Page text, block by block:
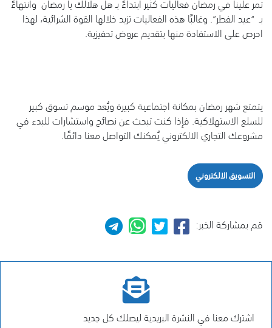
تمر علينا في رمضان فعاليات كثير ابتداءً بـ هل هلالك يا رمضان وانتهاءً
بـ “عيد الفطر”. وغالبًا هذه الفعاليات تزيد خلالها القوة الشرائية، لهذا
احرص على الاستفادة منها بتقديم عروض تحفيزية.
يتمتع شهر رمضان بمكانة اجتماعية كبيرة ويُعد موسم تسوق كبير
للسلع الاستهلاكية. فإذا كنت تبحث عن نصائح واستشارات للبدء في
مشروعك التجاري الالكتروني يُمكنك التواصل معنا دائمًا.
التسويق الالكتروني
قم بمشاركة الخبر:
اشترك معنا في النشرة البريدية ليصلك كل جديد